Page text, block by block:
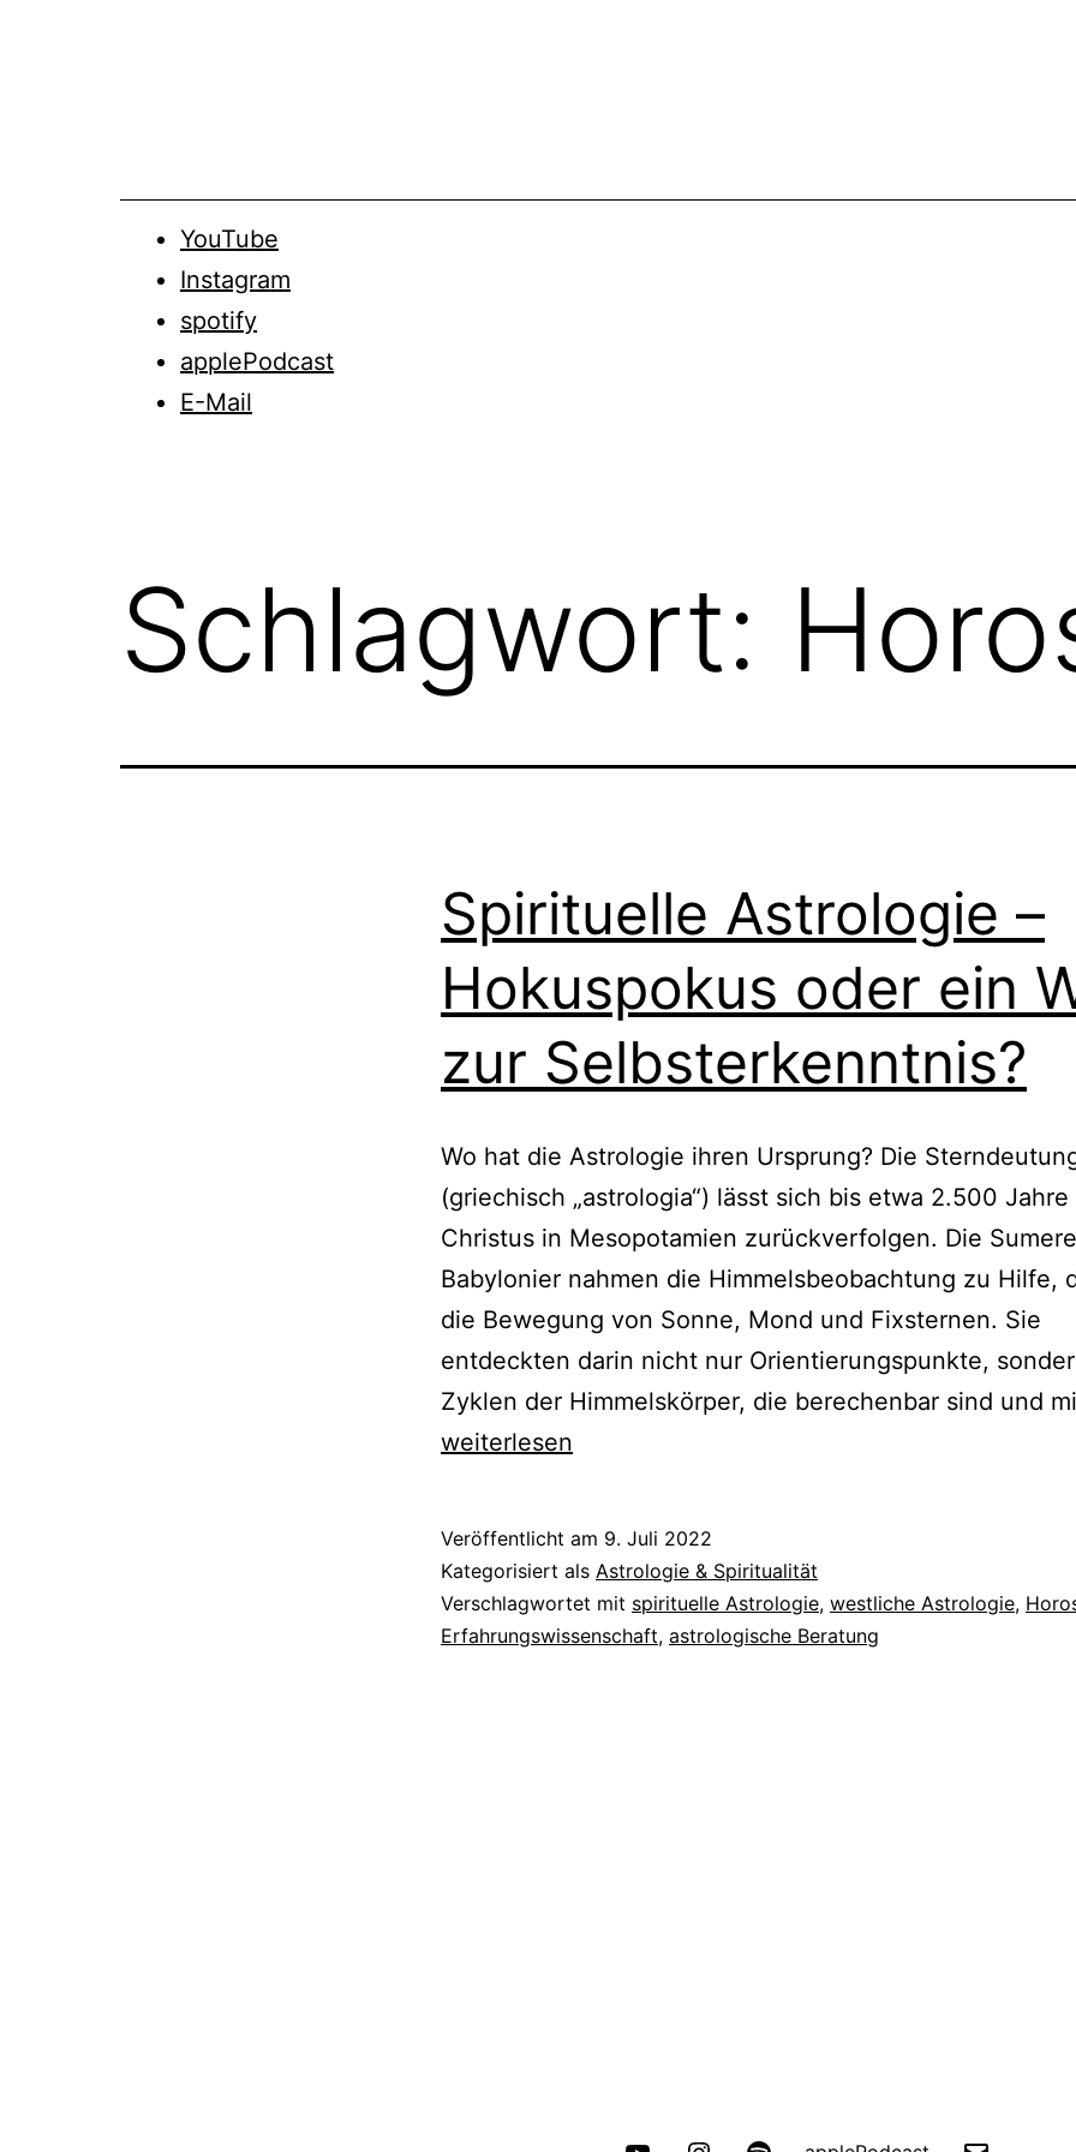
YouTube
Instagram
spotify
applePodcast
E-Mail
Schlagwort:
Spirituelle Astrologie –
Hokuspokus oder ein
zur Selbsterkenntnis?
Wo hat die Astrologie ihren Ursprung? Die
(griechisch „astrologia“) lässt sich bis etwa 2.500 Jahre
Christus in Mesopotamien zurückverfolgen. Die
Babylonier nahmen die Himmelsbeobachtung zu Hilfe,
die Bewegung von Sonne, Mond und Fixsternen. Sie
entdeckten darin nicht nur Orientierungspunkte,
Zyklen der Himmelskörper, die berechenbar sind und
weiterlesen
Veröffentlicht am 9. Juli 2022
Kategorisiert als Astrologie & Spiritualität
Verschlagwortet mit spirituelle Astrologie, westliche Astrologie,
Erfahrungswissenschaft, astrologische Beratung